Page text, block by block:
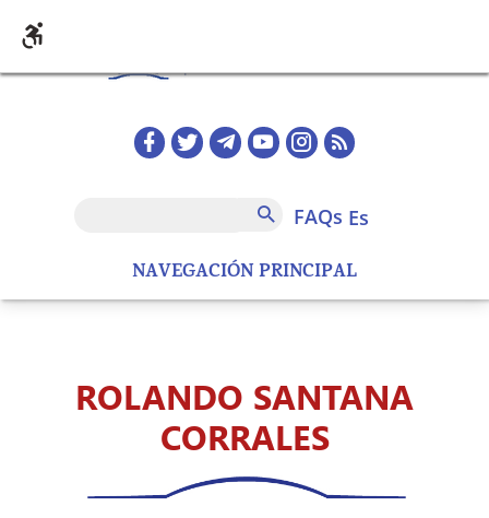
NAVEGACIÓN PRINCIPAL
Redes sociales home
FAQs
FAQs es
ROLANDO SANTANA
CORRALES